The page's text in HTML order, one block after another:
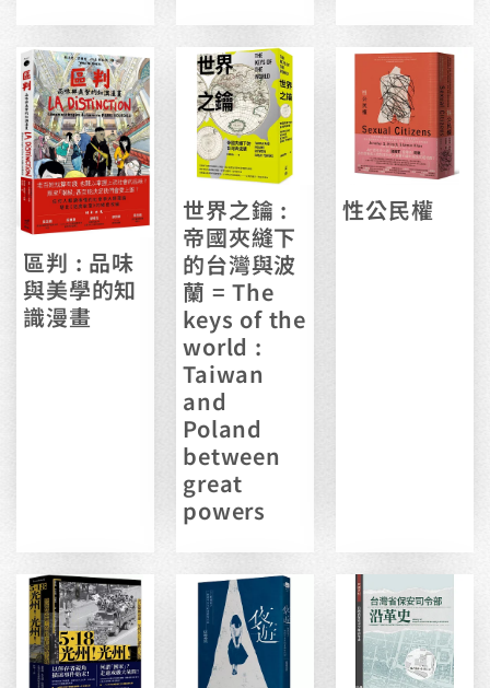
區判 : 品味
與美學的知
識漫畫
世界之鑰 :
帝國夾縫下
的台灣與波
蘭 = The
keys of the
world :
Taiwan
and
Poland
between
great
powers
性公民權